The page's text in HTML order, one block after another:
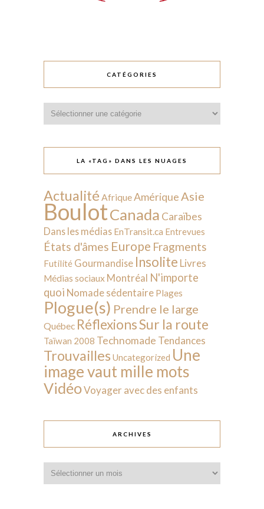
CATÉGORIES
LA «TAG» DANS LES NUAGES
Actualité AfriqueAmérique Asie
BoulotCanada Caraïbes
Dans les médias EnTransit.ca Entrevues
États d'âmes Europe Fragments
Futilité Gourmandise Insolite Livres
Médias sociaux Montréal N'importe
quoi Nomade sédentaire Plages
Plogue(s) Prendre le large
Québec RéflexionsSur la route
Taïwan 2008 Technomade Tendances
Trouvailles Uncategorized Une
image vaut mille mots
VidéoVoyager avec des enfants
ARCHIVES